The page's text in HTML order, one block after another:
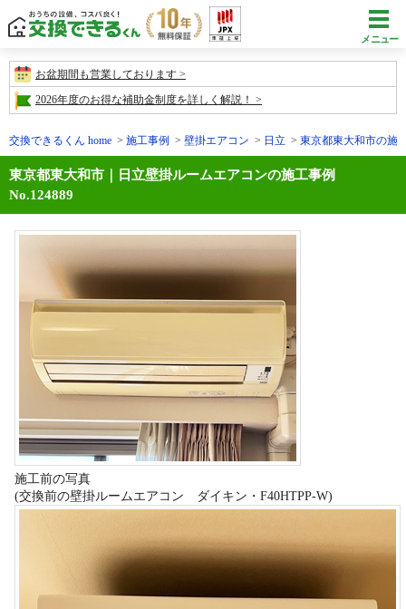
メニュー
お盆期間も営業しております
2026年度のお得な補助金制度を詳しく解説！
交換できるくん home 施工事例 壁掛エアコン 日立 東京都東大和市の施
東京都東大和市｜日立壁掛ルームエアコンの施工事例
No.124889
施工前の写真
(交換前の壁掛ルームエアコン ダイキン・F40HTPP-W)